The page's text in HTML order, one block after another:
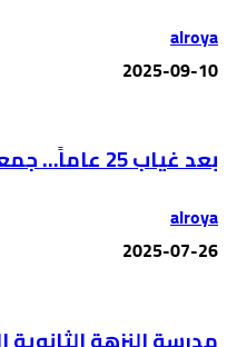
alroya
2025-09-10
بعد غياب 25 عاماً… جمعتنا الصدفة
alroya
2025-07-26